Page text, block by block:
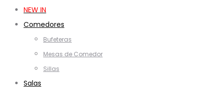
NEW IN
Comedores
Bufeteras
Mesas de Comedor
Sillas
Salas